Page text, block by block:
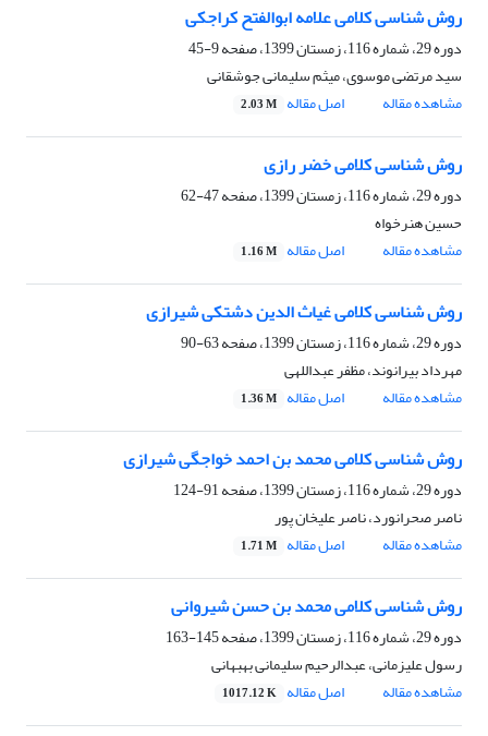
روش شناسی کلامی علامه ابوالفتح کراجکی
دوره 29، شماره 116، زمستان 1399، صفحه
9-45
سید مرتضی موسوی، میثم سلیمانی جوشقانی
مشاهده مقاله
اصل مقاله 2.03 M
روش شناسی کلامی خضر رازی
دوره 29، شماره 116، زمستان 1399، صفحه
47-62
حسین هنرخواه
مشاهده مقاله
اصل مقاله 1.16 M
روش شناسی کلامی غیاث الدین دشتکی شیرازی
دوره 29، شماره 116، زمستان 1399، صفحه
63-90
مهرداد بیرانوند، مظفر عبداللهی
مشاهده مقاله
اصل مقاله 1.36 M
روش شناسی کلامی محمد بن احمد خواجگی شیرازی
دوره 29، شماره 116، زمستان 1399، صفحه
91-124
ناصر صحرانورد، ناصر علیخان پور
مشاهده مقاله
اصل مقاله 1.71 M
روش شناسی کلامی محمد بن حسن شیروانی
دوره 29، شماره 116، زمستان 1399، صفحه
145-163
رسول علیزمانی، عبدالرحیم سلیمانی بهبهانی
مشاهده مقاله
اصل مقاله 1017.12 K